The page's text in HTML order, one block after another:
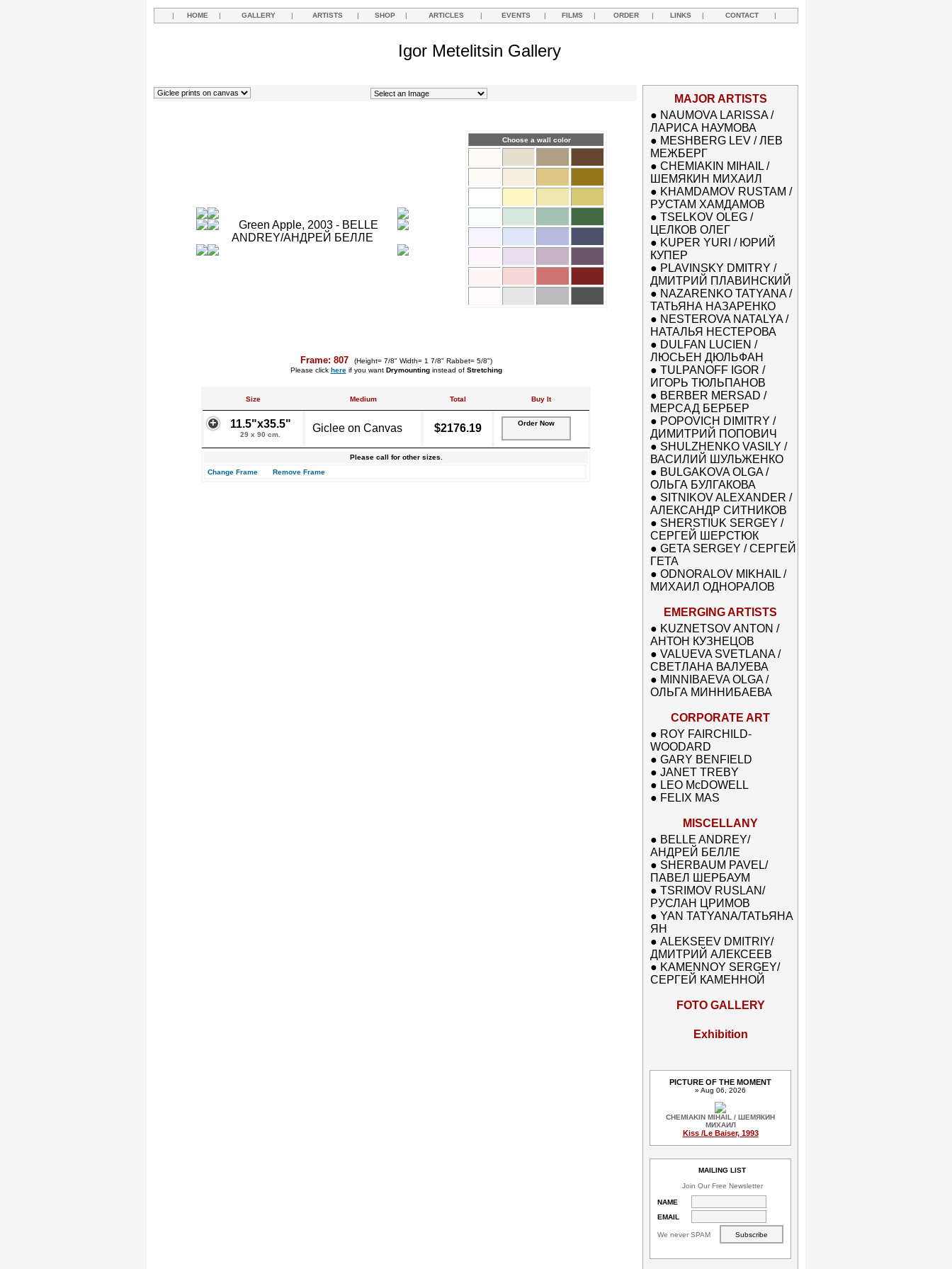
| HOME | GALLERY | ARTISTS | SHOP | ARTICLES | EVENTS | FILMS | ORDER | LINKS | CONTACT |
Igor Metelitsin Gallery
Choose a wall color
Frame: 807
(Height= 7/8" Width= 1 7/8" Rabbet= 5/8")
Please click hereif you want Drymountinginstead of Stretching
Size Medium Total Buy It
11.5"x35.5"
29 x 90 cm.
Giclee on Canvas $2176.19 Order Now
Please call for other sizes.
Change Frame
Remove Frame
MAJOR ARTISTS
● NAUMOVA LARISSA /
ЛАРИСА НАУМОВА
● MESHBERG LEV / ЛЕВ
МЕЖБЕРГ
● CHEMIAKIN MIHAIL /
ШЕМЯКИН МИХАИЛ
● KHAMDAMOV RUSTAM /
РУСТАМ ХАМДАМОВ
● TSELKOV OLEG /
ЦЕЛКОВ ОЛЕГ
● KUPER YURI / ЮРИЙ
КУПЕР
● PLAVINSKY DMITRY /
ДМИТРИЙ ПЛАВИНСКИЙ
● NAZARENKO TATYANA /
ТАТЬЯНА НАЗАРЕНКО
● NESTEROVA NATALYA /
НАТАЛЬЯ НЕСТЕРОВА
● DULFAN LUCIEN /
ЛЮСЬЕН ДЮЛЬФАН
● TULPANOFF IGOR /
ИГОРЬ ТЮЛЬПАНОВ
● BERBER MERSAD /
МЕРСАД БЕРБЕР
● POPOVICH DIMITRY /
ДИМИТРИЙ ПОПОВИЧ
● SHULZHENKO VASILY /
ВАСИЛИЙ ШУЛЬЖЕНКО
● BULGAKOVA OLGA /
ОЛЬГА БУЛГАКОВА
● SITNIKOV ALEXANDER /
АЛЕКСАНДР СИТНИКОВ
● SHERSTIUK SERGEY /
СЕРГЕЙ ШЕРСТЮК
● GETA SERGEY / СЕРГЕЙ
ГЕТА
● ODNORALOV MIKHAIL /
МИХАИЛ ОДНОРАЛОВ
EMERGING ARTISTS
● KUZNETSOV ANTON /
АНТОН КУЗНЕЦОВ
● VALUEVA SVETLANA /
СВЕТЛАНА ВАЛУЕВА
● MINNIBAEVA OLGA /
ОЛЬГА МИННИБАЕВА
CORPORATE ART
● ROY FAIRCHILD-
WOODARD
● GARY BENFIELD
● JANET TREBY
● LEO McDOWELL
● FELIX MAS
MISCELLANY
● BELLE ANDREY/
АНДРЕЙ БЕЛЛЕ
● SHERBAUM PAVEL/
ПАВЕЛ ШЕРБАУМ
● TSRIMOV RUSLAN/
РУСЛАН ЦРИМОВ
● YAN TATYANA/ТАТЬЯНА
ЯН
● ALEKSEEV DMITRIY/
ДМИТРИЙ АЛЕКСЕЕВ
● KAMENNOY SERGEY/
СЕРГЕЙ КАМЕННОЙ
FOTO GALLERY
Exhibition
PICTURE OF THE MOMENT
» Aug 06, 2026
CHEMIAKIN MIHAIL / ШЕМЯКИН
МИХАИЛ
Kiss /Le Baiser, 1993
MAILING LIST
Join Our Free Newsletter
NAME
EMAIL
We never SPAM